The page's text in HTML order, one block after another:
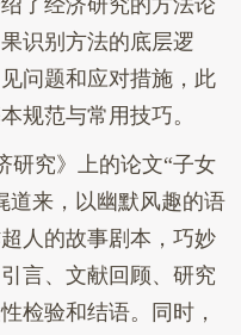
识别方法的底层逻
问题和应对措施 ，此
规范与常用技巧。
研究》上的论文“子女
道来，以幽默风趣的语
人的故事剧本，巧妙
言、文献回顾、研究
检验和结语。同时，